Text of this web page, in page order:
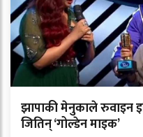
झापाकी मेनुकाले रुवाइन
जितिन् ‘गोल्डेन माइक’